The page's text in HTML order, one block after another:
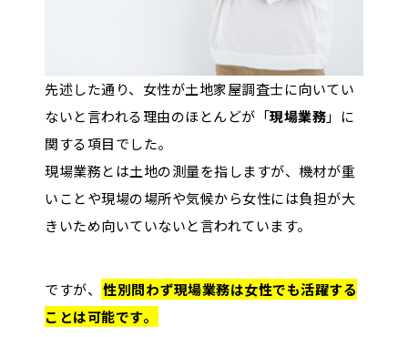
先述した通り、女性が土地家屋調査士に向いてい
ないと言われる理由のほとんどが「現場業務」に
関する項目でした。
現場業務とは土地の測量を指しますが、機材が重
いことや現場の場所や気候から女性には負担が大
きいため向いていないと言われています。
ですが、 性別問わず現場業務は女性でも活躍する
ことは可能です。